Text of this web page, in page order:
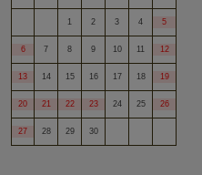
1 2 3 4 5
6 7 8 9 10 11 12
13 14 15 16 17 18 19
20 21 22 23 24 25 26
27 28 29 30